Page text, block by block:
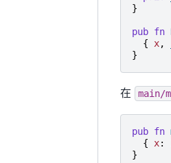
}
pub fn
{
x,
}
在 main/
pub fn
{ x:
}